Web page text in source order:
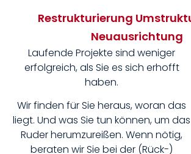
Restrukturierung
Neuausrichtung
Laufende Projekte sind weniger
erfolgreich, als Sie es sich erhofft
haben.
Wir finden für Sie heraus, woran das
liegt. Und was Sie tun können, um das
Ruder herumzureißen. Wenn nötig,
beraten wir Sie bei der (Rück-)